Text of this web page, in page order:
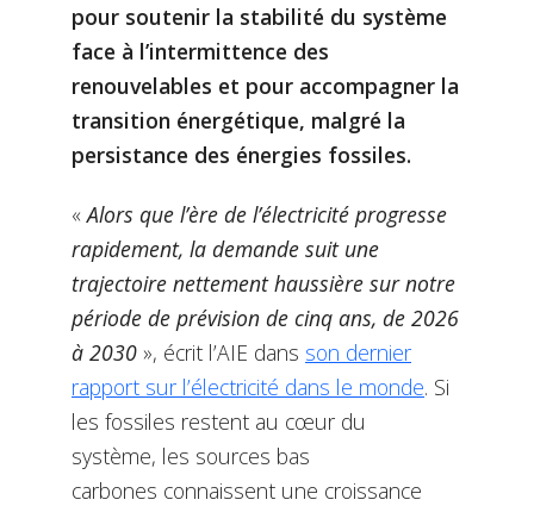
pour soutenir la stabilité du système
face à l’intermittence des
renouvelables et pour accompagner la
transition énergétique, malgré la
persistance des énergies fossiles.
«Alors que l’ère de l’électricité progresse
rapidement, la demande suit une
trajectoire nettement haussière sur notre
période de prévision de cinq ans, de 2026
à 2030 », écrit l’AIE dans son dernier
rapport sur l’électricité dans le monde. Si
les fossiles restent au cœur du
système, les sources bas
carbones connaissent une croissance